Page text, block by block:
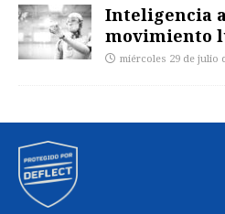
Inteligencia
movimiento
miércoles 29 de julio